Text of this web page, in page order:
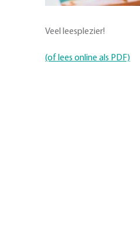
Veel leesplezier!
(of lees online als PDF)